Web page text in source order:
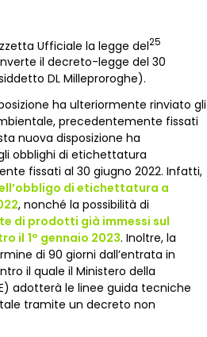
Ufficiale la legge del25
il decreto-legge del 30
DL Milleproroghe).
ha ulteriormente rinviato gli
precedentemente fissati
nuova disposizione ha
obblighi di etichettatura
fissati al 30 giugno 2022. Infatti,
di etichettatura a
, nonché la possibilità di
di prodotti già immessi sul
il 1° gennaio 2023. Inoltre, la
di 90 giorni dall’entrata in
il quale il Ministero della
adotterà le linee guida tecniche
tramite un decreto non